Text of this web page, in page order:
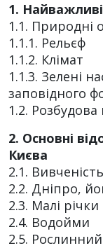
1.
1.1. Природні
1.1.1. Рельєф
1.1.2. Клімат
1.1.3. Зелені
заповідного
1.2. Розбудова
2. Основні
Києва
2.1. Вивченість
2.2. Дніпро,
2.3. Малі річки
2.4. Водойми
2.5.